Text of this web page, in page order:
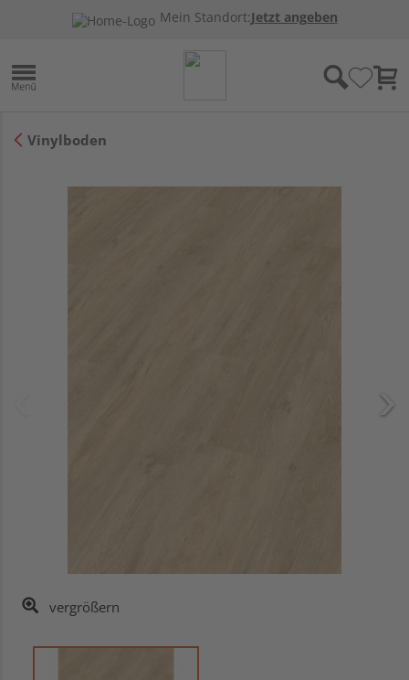
Mein Standort:Jetzt angeben
Vinylboden
vergrößern